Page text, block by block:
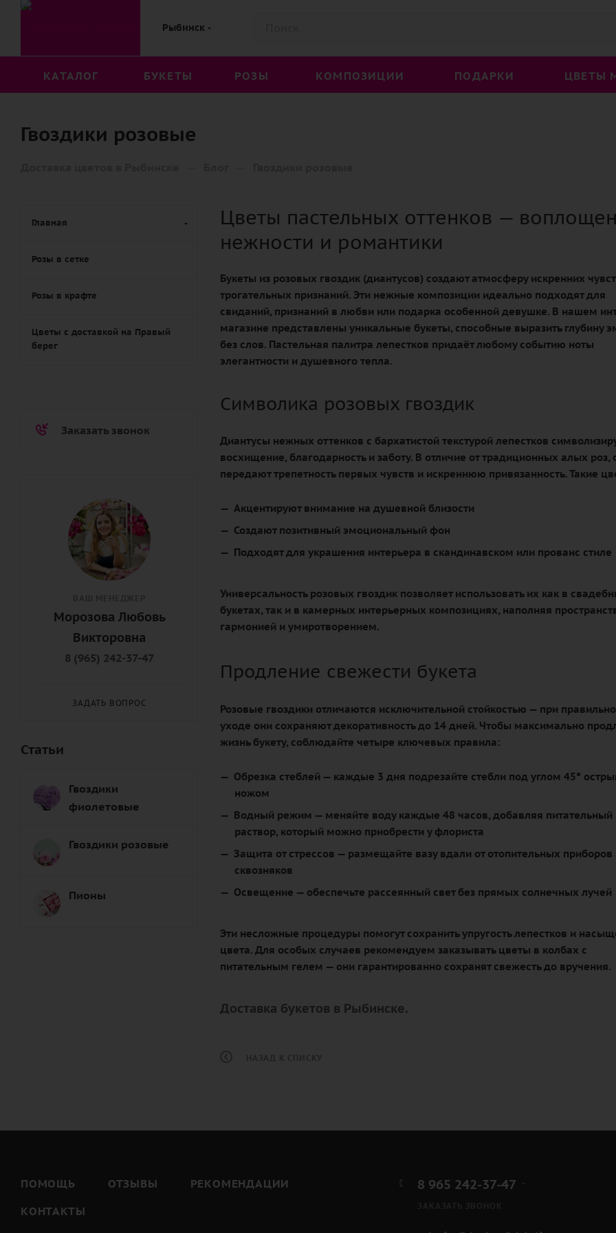
Рыбинск
КАТАЛОГ БУКЕТЫ РОЗЫ КОМПОЗИЦИИ ПОДАРКИ ЦВЕТЫ
Гвоздики розовые
Цветы пастельных оттенков —
нежности и романтики
Букеты из розовых гвоздик (диантусов) создают атмосферу искренних
трогательных признаний. Эти нежные композиции идеально подходят для
свиданий, признаний в любви или подарка особенной девушке. В нашем
магазине представлены уникальные букеты, способные выразить глубину
без слов. Пастельная палитра лепестков придаёт любому событию ноты
элегантности и душевного тепла.
Символика розовых гвоздик
Диантусы нежных оттенков с бархатистой текстурой лепестков
восхищение, благодарность и заботу. В отличие от традиционных алых роз,
передают трепетность первых чувств и искреннюю привязанность. Такие
Акцентируют внимание на душевной близости
Создают позитивный эмоциональный фон
Подходят для украшения интерьера в скандинавском или прованс стиле
Универсальность розовых гвоздик позволяет использовать их как в
букетах, так и в камерных интерьерных композициях, наполняя
гармонией и умиротворением.
Продление свежести букета
Розовые гвоздики отличаются исключительной стойкостью — при
уходе они сохраняют декоративность до 14 дней. Чтобы максимально
жизнь букету, соблюдайте четыре ключевых правила:
Обрезка стеблей — каждые 3 дня подрезайте стебли под углом 45°
ножом
Водный режим — меняйте воду каждые 48 часов, добавляя питательный
раствор, который можно приобрести у флориста
Защита от стрессов — размещайте вазу вдали от отопительных приборов
сквозняков
Освещение — обеспечьте рассеянный свет без прямых солнечных лучей
Эти несложные процедуры помогут сохранить упругость лепестков и
цвета. Для особых случаев рекомендуем заказывать цветы в колбах с
питательным гелем — они гарантированно сохранят свежесть до вручения.
Доставка букетов в Рыбинске.
Главная
Розы в сетке
Розы в крафте
Цветы с доставкой на Правый
берег
Заказать звонок
Морозова Любовь
Викторовна
8 (965) 242-37-47
ЗАДАТЬ ВОПРОС
Статьи
Гвоздики
фиолетовые
Гвоздики розовые
Пионы
ПОМОЩЬ ОТЗЫВЫ
РЕКОМЕНДАЦИИ
КОНТАКТЫ
8 965 242-37-47